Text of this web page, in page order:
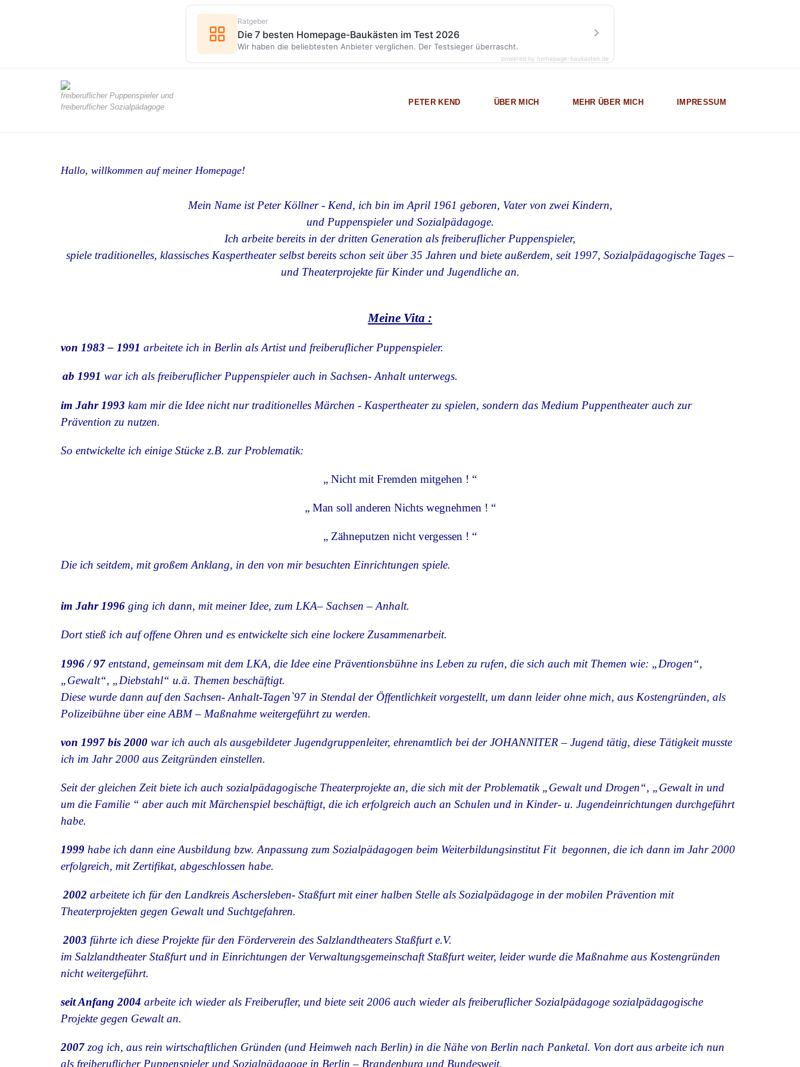
freiberuflicher Puppenspieler und
freiberuflicher Sozialpädagoge
PETER KEND ÜBER MICH MEHR ÜBER MICH IMPRESSUM
Hallo, willkommen auf meiner Homepage!
Mein Name ist Peter Köllner - Kend, ich bin im April 1961 geboren, Vater von zwei Kindern,
und Puppenspieler und Sozialpädagoge.
Ich arbeite bereits in der dritten Generation als freiberuflicher Puppenspieler,
spiele traditionelles, klassisches Kaspertheater selbst bereits schon seit über35 Jahren und biete außerdem, seit 1997, Sozialpädagogische Tages –
und Theaterprojekte für Kinder und Jugendliche an.
Meine Vita :
von 1983 – 1991 arbeitete ich in Berlin als Artist und freiberuflicher Puppenspieler.
ab 1991 war ich als freiberuflicher Puppenspieler auch in Sachsen- Anhalt unterwegs.
im Jahr 1993 kam mir die Idee nicht nur traditionelles Märchen - Kaspertheater zu spielen, sondern das Medium Puppentheater auch zur
Prävention zu nutzen.
So entwickelte ich einige Stücke z.B. zur Problematik:
„ Nicht mit Fremden mitgehen ! “
„ Man soll anderen Nichts wegnehmen ! “
„ Zähneputzen nicht vergessen ! “
Die ich seitdem, mit großem Anklang, in den von mir besuchten Einrichtungen spiele.
im Jahr 1996 ging ich dann, mit meiner Idee, zum LKA– Sachsen – Anhalt.
Dort stieß ich auf offene Ohren und es entwickelte sich eine lockere Zusammenarbeit.
1996 / 97 entstand, gemeinsam mit dem LKA, die Idee eine Präventionsbühne ins Leben zu rufen, die sich auch mit Themen wie: „Drogen“,
„Gewalt“, „Diebstahl“ u.ä. Themen beschäftigt.
Diese wurde dann auf den Sachsen- Anhalt-Tagen`97 in Stendal der Öffentlichkeit vorgestellt, um dann leider ohne mich, aus Kostengründen, als
Polizeibühne über eine ABM – Maßnahme weitergeführt zu werden.
von 1997 bis 2000 war ich auch als ausgebildeter Jugendgruppenleiter, ehrenamtlich bei der JOHANNITER – Jugend tätig, diese Tätigkeit musste
ich im Jahr 2000 aus Zeitgründen einstellen.
Seit der gleichen Zeit biete ich auch sozialpädagogische Theaterprojekte an, die sich mit der Problematik „Gewalt und Drogen“, „Gewalt in und
um die Familie “ aber auch mit Märchenspiel beschäftigt, die ich erfolgreich auch an Schulen und in Kinder- u. Jugendeinrichtungen durchgeführt
habe.
1999 habe ich dann eine Ausbildung bzw. Anpassung zum Sozialpädagogen beim Weiterbildungsinstitut Fit begonnen, die ich dann im Jahr 2000
erfolgreich, mit Zertifikat, abgeschlossen habe.
2002 arbeitete ich für den Landkreis Aschersleben- Staßfurt mit einer halben Stelle als Sozialpädagoge in der mobilen Prävention mit
Theaterprojekten gegen Gewalt und Suchtgefahren.
2003 führte ich diese Projekte für den Förderverein des Salzlandtheaters Staßfurt e.V.
im Salzlandtheater Staßfurt und in Einrichtungen der Verwaltungsgemeinschaft Staßfurt weiter, leider wurde die Maßnahme aus Kostengründen
nicht weitergeführt.
seit Anfang 2004 arbeite ich wieder als Freiberufler, und biete seit 2006 auch wieder als freiberuflicher Sozialpädagoge sozialpädagogische
Projekte gegen Gewalt an.
2007 zog ich, aus rein wirtschaftlichen Gründen (und Heimweh nach Berlin) in die Nähe von Berlin nach Panketal. Von dort aus arbeite ich nun
als freiberuflicher Puppenspieler und Sozialpädagoge in Berlin – Brandenburg und Bundesweit.
Ratgeber
Die 7 besten Homepage-Baukästen im Test 2026
Wir haben die beliebtesten Anbieter verglichen. Der Testsieger überrascht.
powered by homepage-baukasten.de